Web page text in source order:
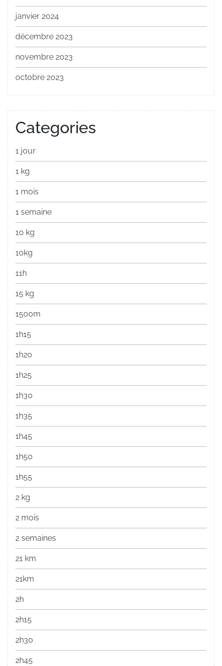
janvier 2024
décembre 2023
novembre 2023
octobre 2023
Categories
1 jour
1 kg
1 mois
1 semaine
10 kg
10kg
11h
15 kg
1500m
1h15
1h20
1h25
1h30
1h35
1h45
1h50
1h55
2 kg
2 mois
2 semaines
21 km
21km
2h
2h15
2h30
2h45